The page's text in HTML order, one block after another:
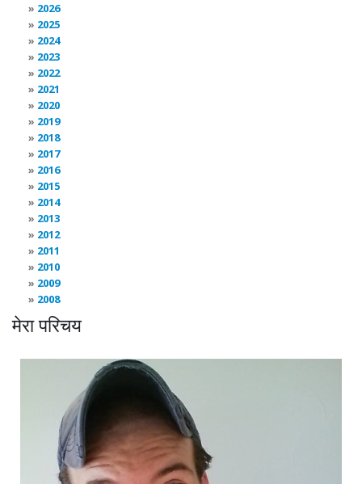
2026
2025
2024
2023
2022
2021
2020
2019
2018
2017
2016
2015
2014
2013
2012
2011
2010
2009
2008
मेरा परिचय